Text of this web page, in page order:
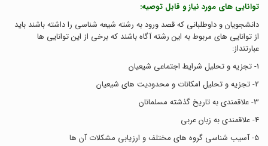
توانایی های مورد نیاز و قابل توصیه:
دانشجویان و داوطلبانی که قصد ورود به رشته شیعه شناسی را داشته باشند باید
از توانایی های مربوط به این رشته آگاه باشند که برخی از این توانایی ها
عبارتنداز:
1- تجزیه و تحلیل شرایط اجتماعی شیعیان
2- تجزیه و تحلیل امکانات و محدودیت های شیعیان
3- علاقمندی به تاریخ گذشته مسلمانان
4- علاقمندی به زبان عربی
5- آسیب شناسی گروه های مختلف و ارزیابی مشکلات آن ها